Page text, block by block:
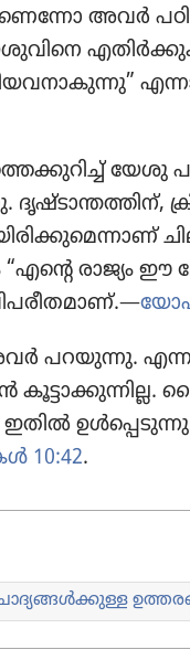
അവർ
യേശു
രാജ്യം ഈ
പറയുന്നു.
ഇതിൽ
10:42.